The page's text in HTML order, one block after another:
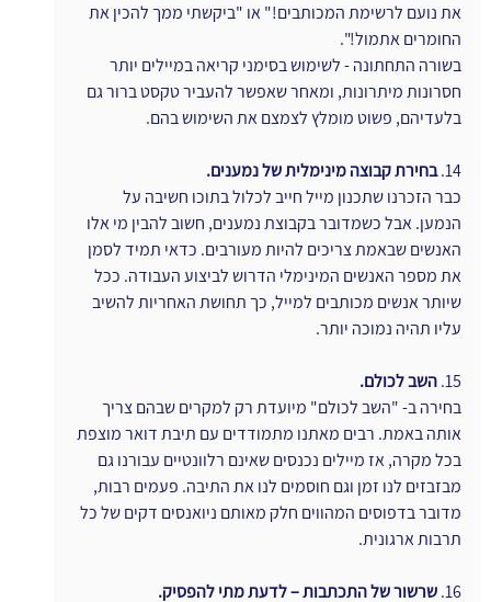
את נועם לרשימת המכותבים!" או "ביקשתי ממך להכין את
החומרים אתמול!".
בשורה התחתונה - לשימוש בסימני קריאה במיילים יותר
חסרונות מיתרונות, ומאחר שאפשר להעביר טקסט ברור גם
בלעדיהם, פשוט מומלץ לצמצם את השימוש בהם.
14. בחירת קבוצה מינימלית של נמענים.
כבר הזכרנו שתכנון מייל חייב לכלול בתוכו חשיבה על
הנמען. אבל כשמדובר בקבוצת נמענים, חשוב להבין מי אלו
האנשים שבאמת צריכים להיות מעורבים. כדאי תמיד לסמן
את מספר האנשים המינימלי הדרוש לביצוע העבודה. ככל
שיותר אנשים מכותבים למייל, כך תחושת האחריות להשיב
עליו תהיה נמוכה יותר.
15. השב לכולם.
בחירה ב- "השב לכולם" מיועדת רק למקרים שבהם צריך
אותה באמת. רבים מאתנו מתמודדים עם תיבת דואר מוצפת
בכל מקרה, אז מיילים נכנסים שאינם רלוונטיים עבורנו גם
מבזבזים לנו זמן וגם חוסמים לנו את התיבה. פעמים רבות,
מדובר בדפוסים המהווים חלק מאותם ניואנסים דקים של כל
תרבות ארגונית.
16. שרשור של התכתבות – לדעת מתי להפסיק.